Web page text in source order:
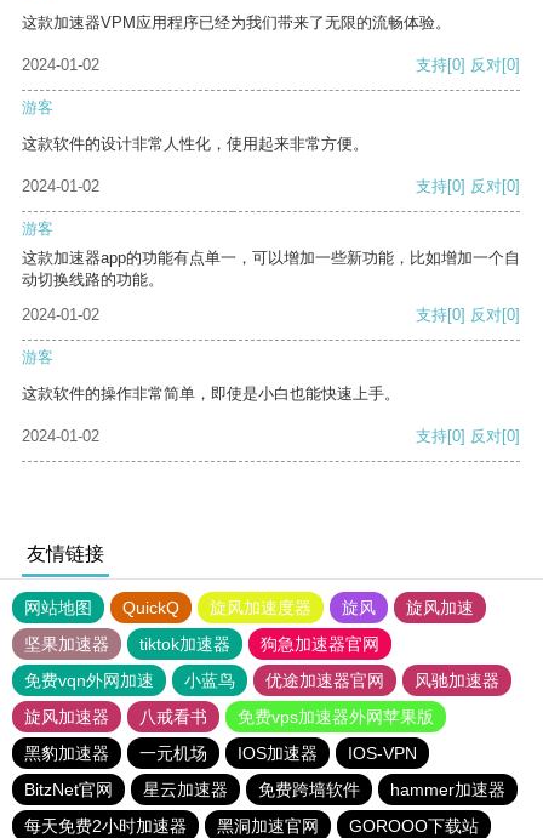
这款加速器VPM应用程序已经为我们带来了无限的流畅体验。
2024-01-02 支持[0] 反对[0]
游客
这款软件的设计非常人性化，使用起来非常方便。
2024-01-02 支持[0] 反对[0]
游客
这款加速器app的功能有点单一，可以增加一些新功能，比如增加一个自
动切换线路的功能。
2024-01-02
支持[0] 反对[0]
游客
这款软件的操作非常简单，即使是小白也能快速上手。
2024-01-02 支持[0] 反对[0]
友情链接
网站地图 QuickQ 旋风加速度器 旋风
旋风加速
坚果加速器
tiktok加速器
狗急加速器官网
免费vqn外网加速
小蓝鸟 优途加速器官网
风驰加速器
旋风加速器
八戒看书
免费vps加速器外网苹果版
黑豹加速器
一元机场 IOS加速器
IOS-VPN
BitzNet官网
星云加速器 免费跨墙软件
hammer加速器
每天免费2小时加速器
黑洞加速官网 GOROOO下载站